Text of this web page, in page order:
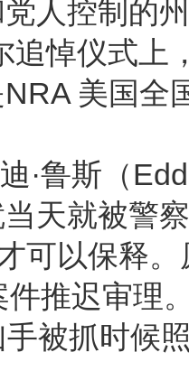
人控制的
追悼仪式
美国全
·鲁斯（
天就被警
可以保释
推迟审理
被抓时候